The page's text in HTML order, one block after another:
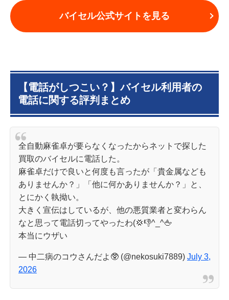
バイセル公式サイトを見る
【電話がしつこい？】バイセル利用者の
電話に関する評判まとめ
全自動麻雀卓が要らなくなったからネットで探した
買取のバイセルに電話した。
麻雀卓だけで良いと何度も言ったが「貴金属なども
ありませんか？」「他に何かありませんか？」と、
とにかく執拗い。
大きく宣伝はしているが、他の悪質業者と変わらん
なと思って電話切ってやったわ(💢👎^_^🖕
本当にウザい
— 中二病のコウさんだよ🥸 (@nekosuki7889) July 3,
2026